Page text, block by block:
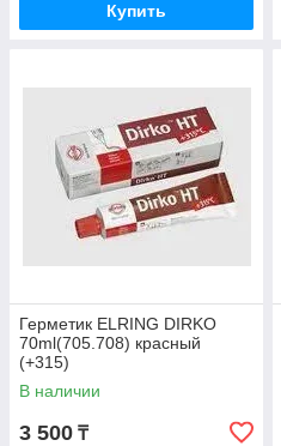
Купить
Герметик ELRING DIRKO
70ml(705.708) красный
(+315)
В наличии
3 500 ₸